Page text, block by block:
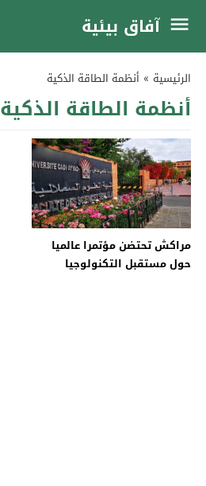
آفاق بيئية
الرئيسية » أنظمة الطاقة الذكية
أنظمة الطاقة الذكية
مراكش تحتضن مؤتمرا عالميا
حول مستقبل التكنولوجيا